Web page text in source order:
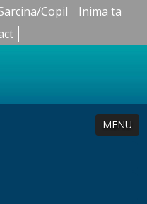
Copil
Inima ta
MENU